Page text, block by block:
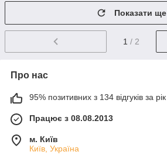
Показати ще
1 / 2
Про нас
95% позитивних з 134 відгуків за рік
Працює з 08.08.2013
м. Київ
Київ, Україна